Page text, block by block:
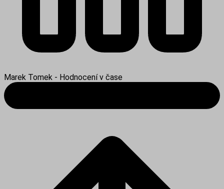
Marek Tomek - Hodnocení v čase